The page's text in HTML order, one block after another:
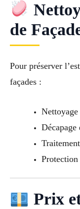
de
Pour préserver
façades :
Nettoyage
Décapage
Prix